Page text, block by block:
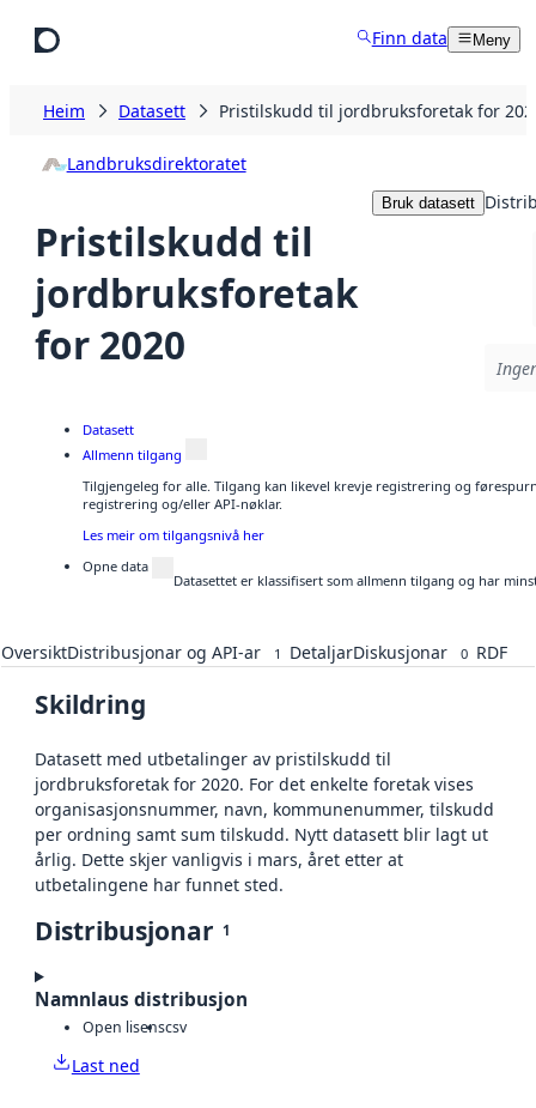
Finn data Meny
Heim Datasett Pristilskudd til jordbruksforetak for
Landbruksdirektoratet
Pristilskudd til
jordbruksforetak
for 2020
Bruk datasett
Datasett
Allmenn tilgang
Tilgjengeleg for alle. Tilgang kan likevel krevje registrering og
registrering og/eller API-nøklar.
Les meir om tilgangsnivå her
Opne data
Datasettet er klassifisert som allmenn tilgang og har
OversiktDistribusjonar og API-ar 1 DetaljarDiskusjonar 0 RDF
Skildring
Datasett med utbetalinger av pristilskudd til
jordbruksforetak for 2020. For det enkelte foretak vises
organisasjonsnummer, navn, kommunenummer, tilskudd
per ordning samt sum tilskudd. Nytt datasett blir lagt ut
årlig. Dette skjer vanligvis i mars, året etter at
utbetalingene har funnet sted.
Distribusjonar 1
Namnlaus distribusjon
Open lisenscsv
Last ned